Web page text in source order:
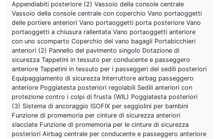
Appendiabiti posteriore (2) Vassoio della console centrale
Vassoio della console centrale con coperchio Vano portaoggetti
delle portiere anteriori Vano portaoggetti porta posteriore Vano
portaoggetti a chiusura rallentata Vano portaoggetti anteriore
con uno scomparto Coperchio del vano bagagli Portabicchieri
anteriori (2) Pannello del pavimento singolo Dotazione di
sicurezza Tappetini in tessuto per conducente e passeggero
anteriore Tappetini in tessuto per i passeggeri dei sedili posteriori
Equipaggiamento di sicurezza Interruttore airbag passeggero
anteriore Poggiatesta posteriori regolabili Sedili anteriori con
protezione contro i colpi di frusta (WIL) Poggiatesta posteriori
(3) Sistema di ancoraggio ISOFIX per seggiolini per bambini
Funzione di promemoria per cinture di sicurezza anteriori
slacciate Funzione di promemoria per le cinture di sicurezza
posteriori Airbag centrale per conducente e passeggero anteriore